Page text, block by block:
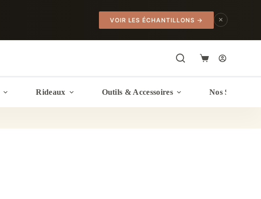
VOIR LES ÉCHANTILLONS → ✕
Panier
Rideaux Outils & Accessoires Nos Services